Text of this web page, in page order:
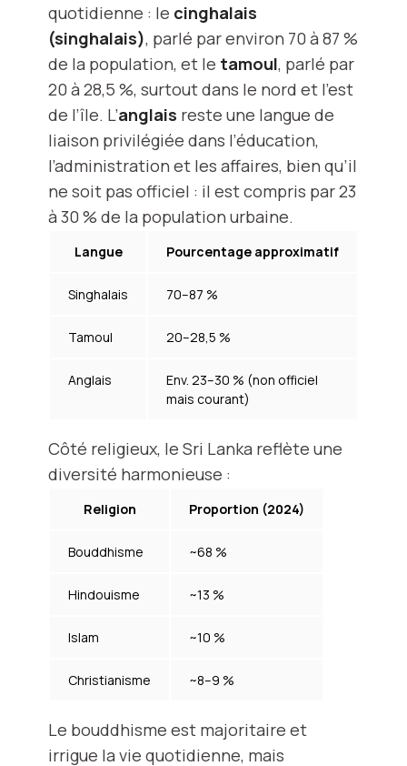
quotidienne : le cinghalais
(singhalais), parlé par environ 70 à 87 %
de la population, et le tamoul, parlé par
20 à 28,5 %, surtout dans le nord et l’est
de l’île. L’anglais reste une langue de
liaison privilégiée dans l’éducation,
l’administration et les affaires, bien qu’il
ne soit pas officiel : il est compris par 23
à 30 % de la population urbaine.
Langue Pourcentage approximatif
Singhalais 70–87 %
Tamoul 20–28,5 %
Anglais
Env. 23–30 % (non officiel
mais courant)
Côté religieux, le Sri Lanka reflète une
diversité harmonieuse :
Religion Proportion (2024)
Bouddhisme ~68 %
Hindouisme ~13 %
Islam ~10 %
Christianisme ~8–9 %
Le bouddhisme est majoritaire et
irrigue la vie quotidienne, mais